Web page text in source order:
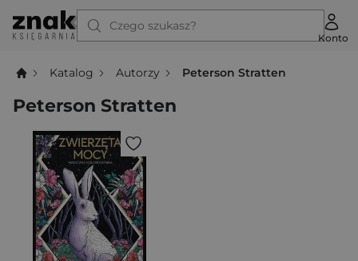
Czego szukasz?
Konto
Katalog Autorzy Peterson Stratten
Peterson Stratten